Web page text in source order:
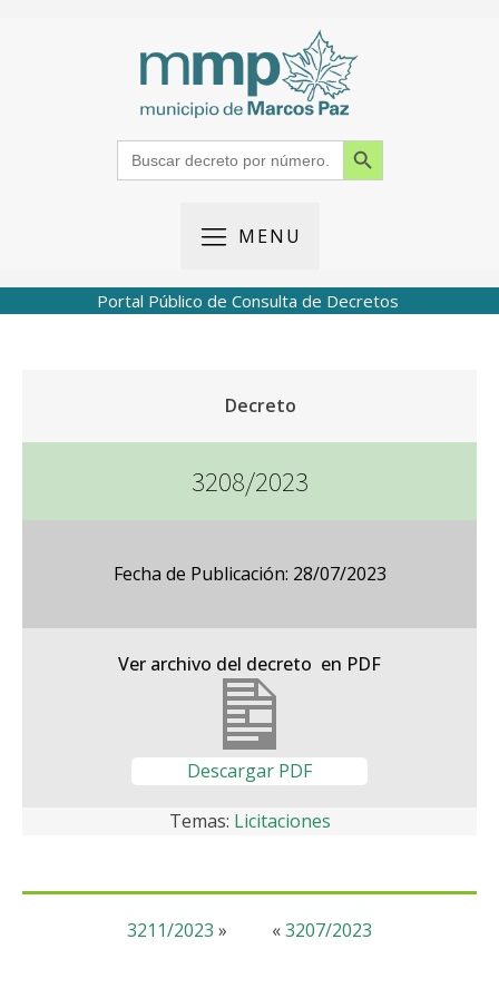
Search
for:
Search Button
MENU
Portal Público de Consulta de Decretos
Decreto
3208/2023
Fecha de Publicación: 28/07/2023
Ver archivo del decreto en PDF
Descargar PDF
Temas: Licitaciones
«3207/2023
3211/2023 »